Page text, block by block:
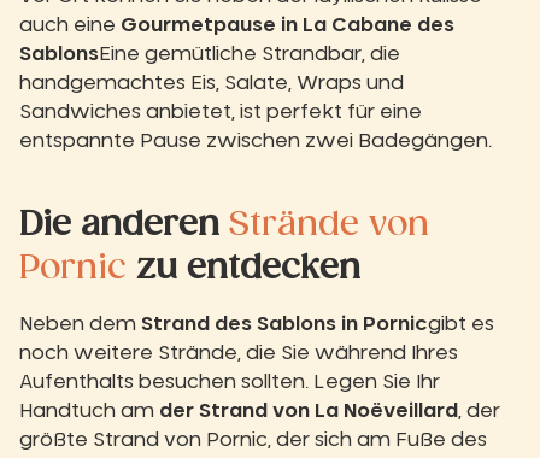
auch eine Gourmetpause in La Cabane des
SablonsEine gemütliche Strandbar, die
handgemachtes Eis, Salate, Wraps und
Sandwiches anbietet, ist perfekt für eine
entspannte Pause zwischen zwei Badegängen.
Die anderen Strände von
Pornic zu entdecken
Neben dem Strand des Sablons in Pornicgibt es
noch weitere Strände, die Sie während Ihres
Aufenthalts besuchen sollten. Legen Sie Ihr
Handtuch am der Strand von La Noëveillard, der
größte Strand von Pornic, der sich am Fuße des